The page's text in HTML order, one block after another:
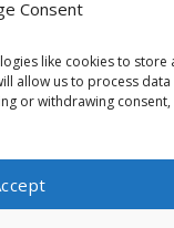
Consent
like cookies to store
allow us to process
or withdrawing